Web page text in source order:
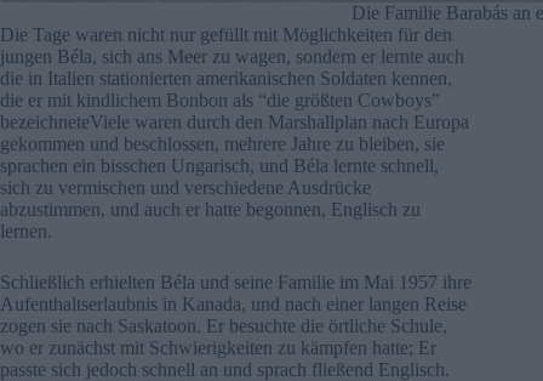
Die Familie Barabás an
Die Tage waren nicht nur gefüllt mit Möglichkeiten für den
jungen Béla, sich ans Meer zu wagen, sondern er lernte auch
die in Italien stationierten amerikanischen Soldaten kennen,
die er mit kindlichem Bonbon als “die größten Cowboys”
bezeichneteViele waren durch den Marshallplan nach Europa
gekommen und beschlossen, mehrere Jahre zu bleiben, sie
sprachen ein bisschen Ungarisch, und Béla lernte schnell,
sich zu vermischen und verschiedene Ausdrücke
abzustimmen, und auch er hatte begonnen, Englisch zu
lernen.
Schließlich erhielten Béla und seine Familie im Mai 1957 ihre
Aufenthaltserlaubnis in Kanada, und nach einer langen Reise
zogen sie nach Saskatoon. Er besuchte die örtliche Schule,
wo er zunächst mit Schwierigkeiten zu kämpfen hatte; Er
passte sich jedoch schnell an und sprach fließend Englisch.